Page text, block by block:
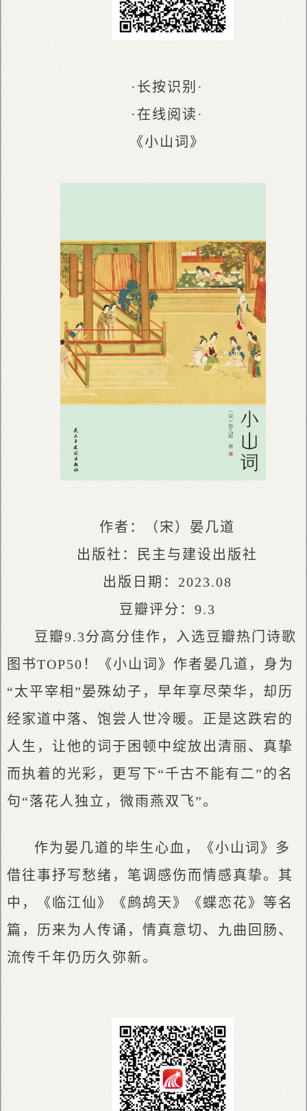
·长按识别·
·在线阅读·
《小山词》
作者：（宋）晏几道
出版社：民主与建设出版社
出版日期：2023.08
豆瓣评分：9.3
豆瓣9.3分高分佳作，入选豆瓣热门诗歌
图书TOP50！《小山词》作者晏几道，身为
“太平宰相”晏殊幼子，早年享尽荣华，却历
经家道中落、饱尝人世冷暖。正是这跌宕的
人生，让他的词于困顿中绽放出清丽、真挚
而执着的光彩，更写下“千古不能有二”的名
句“落花人独立，微雨燕双飞”。
作为晏几道的毕生心血，《小山词》多
借往事抒写愁绪，笔调感伤而情感真挚。其
中，《临江仙》《鹧鸪天》《蝶恋花》等名
篇，历来为人传诵，情真意切、九曲回肠、
流传千年仍历久弥新。